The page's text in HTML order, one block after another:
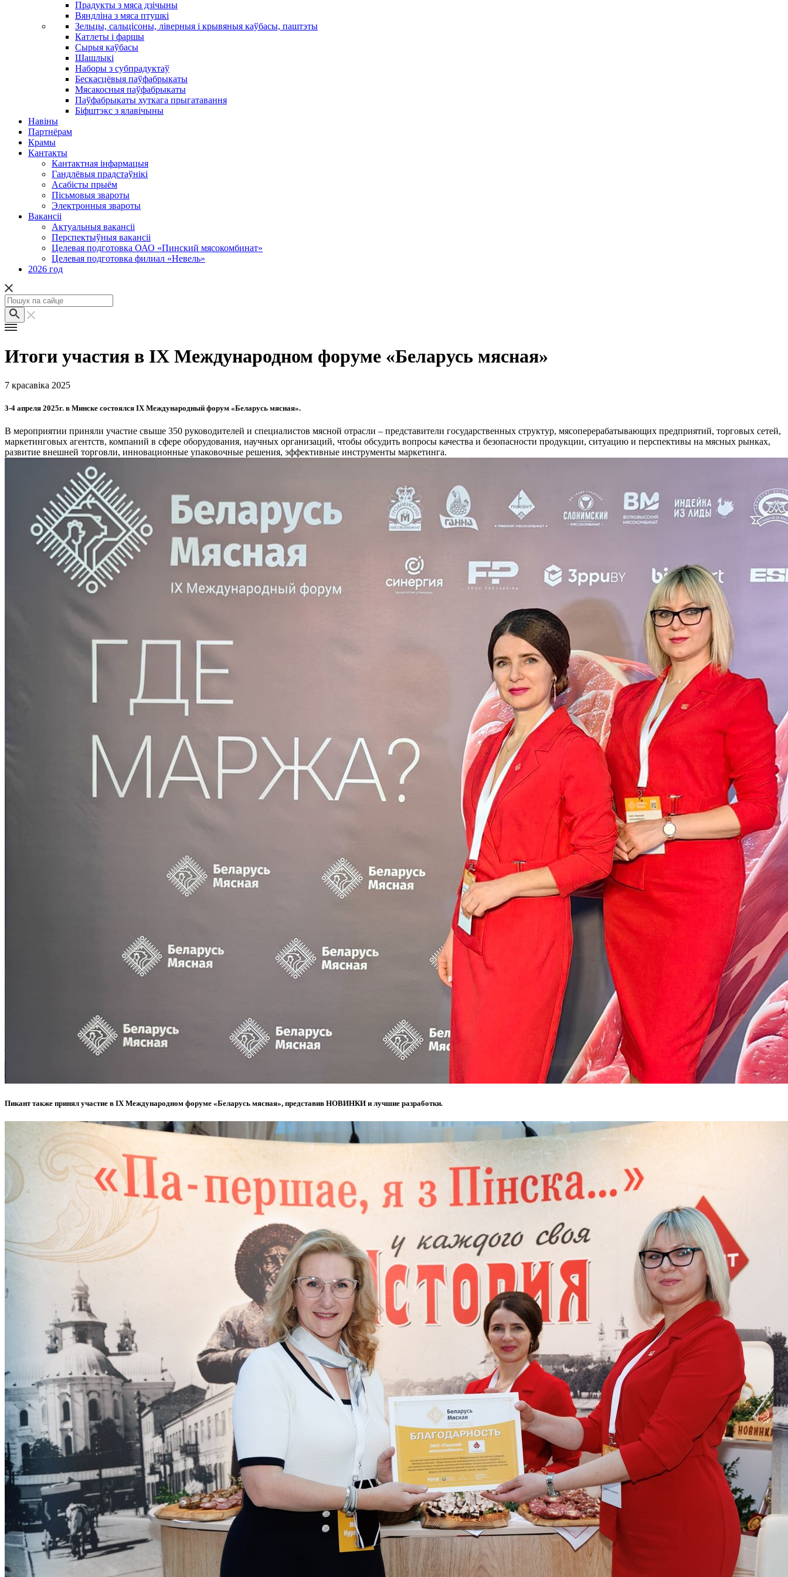
Прадукты з мяса дзічыны
Вяндліна з мяса птушкі
Зельцы, сальцісоны, ліверныя і крывяныя каўбасы, паштэты
Катлеты і фаршы
Сырыя каўбасы
Шашлыкі
Наборы з субпрадуктаў
Бескасцёвыя паўфабрыкаты
Мясакосныя паўфабрыкаты
Паўфабрыкаты хуткага прыгатавання
Біфштэкс з ялавічыны
Навіны
Партнёрам
Крамы
Кантакты
Кантактная інфармацыя
Гандлёвыя прадстаўнікі
Асабісты прыём
Пісьмовыя звароты
Электронныя звароты
Вакансіі
Актуальныя вакансіі
Перспектыўныя вакансіі
Целевая подготовка ОАО «Пинский мясокомбинат»
Целевая подготовка филиал «Невель»
2026 год
Итоги участия в IX Международном форуме «Беларусь мясная»
7 красавіка 2025
3-4 апреля 2025г. в Минске состоялся IX Международный форум «Беларусь мясная».
В мероприятии приняли участие свыше 350 руководителей и специалистов мясной отрасли – представители государственных структур, мясоперерабатывающих предприятий, торговых сетей,
маркетинговых агентств, компаний в сфере оборудования, научных организаций, чтобы обсудить вопросы качества и безопасности продукции, ситуацию и перспективы на мясных рынках,
развитие внешней торговли, инновационные упаковочные решения, эффективные инструменты маркетинга.
Пикант также принял участие в IX Международном форуме «Беларусь мясная», представив НОВИНКИ и лучшие разработки.